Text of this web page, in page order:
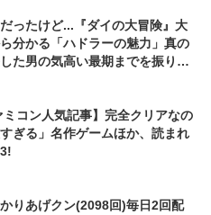
ったけど...『ダイの大冒険』大
分かる「ハドラーの魅力」真の
た男の気高い最期までを振り返
ミコン人気記事】完全クリアなの
ぎる」名作ゲームほか、読まれ
かりあげクン(2098回)毎日2回配